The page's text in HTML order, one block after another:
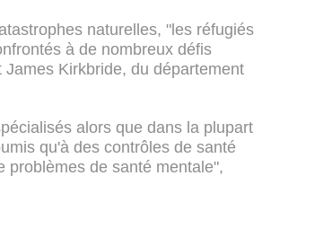
naturelles, "les réfugiés
à de nombreux défis
Kirkbride, du département
alors que dans la plupart
qu'à des contrôles de santé
problèmes de santé mentale",